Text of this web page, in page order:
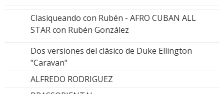
Clasiqueando con Rubén - AFRO CUBAN ALL
STAR con Rubén González
Dos versiones del clásico de Duke Ellington
"Caravan"
ALFREDO RODRIGUEZ